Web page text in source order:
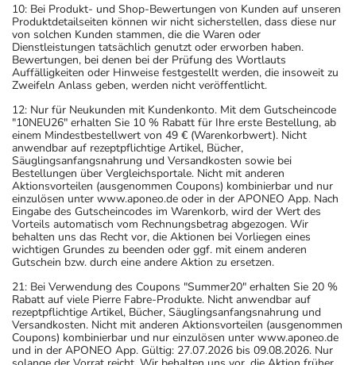
10: Bei Produkt- und Shop-Bewertungen von Kunden auf unseren
Produktdetailseiten können wir nicht sicherstellen, dass diese nur
von solchen Kunden stammen, die die Waren oder
Dienstleistungen tatsächlich genutzt oder erworben haben.
Bewertungen, bei denen bei der Prüfung des Wortlauts
Auffälligkeiten oder Hinweise festgestellt werden, die insoweit zu
Zweifeln Anlass geben, werden nicht veröffentlicht.
12: Nur für Neukunden mit Kundenkonto. Mit dem Gutscheincode
"10NEU26" erhalten Sie 10 % Rabatt für Ihre erste Bestellung, ab
einem Mindestbestellwert von 49 € (Warenkorbwert). Nicht
anwendbar auf rezeptpflichtige Artikel, Bücher,
Säuglingsanfangsnahrung und Versandkosten sowie bei
Bestellungen über Vergleichsportale. Nicht mit anderen
Aktionsvorteilen (ausgenommen Coupons) kombinierbar und nur
einzulösen unter www.aponeo.de oder in der APONEO App. Nach
Eingabe des Gutscheincodes im Warenkorb, wird der Wert des
Vorteils automatisch vom Rechnungsbetrag abgezogen. Wir
behalten uns das Recht vor, die Aktionen bei Vorliegen eines
wichtigen Grundes zu beenden oder ggf. mit einem anderen
Gutschein bzw. durch eine andere Aktion zu ersetzen.
21: Bei Verwendung des Coupons "Summer20" erhalten Sie 20 %
Rabatt auf viele Pierre Fabre-Produkte. Nicht anwendbar auf
rezeptpflichtige Artikel, Bücher, Säuglingsanfangsnahrung und
Versandkosten. Nicht mit anderen Aktionsvorteilen (ausgenommen
Coupons) kombinierbar und nur einzulösen unter www.aponeo.de
und in der APONEO App. Gültig: 27.07.2026 bis 09.08.2026. Nur